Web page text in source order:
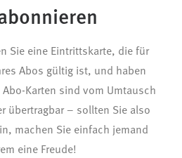
Sie eine Eintrittskarte, die für
Abos gültig ist, und haben
Karten sind vom Umtausch
übertragbar – sollten Sie also
machen Sie einfach jemand
eine Freude!